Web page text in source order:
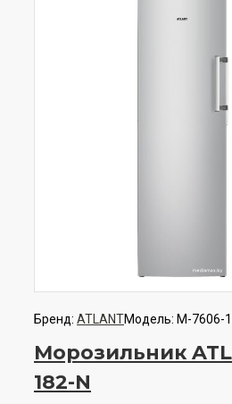
Бренд: ATLANTМодель: М-7606-
Морозильник
182-N